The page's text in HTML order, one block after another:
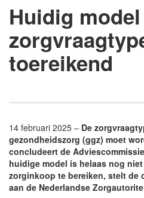
Huidig model
toereikend
14 februari 2025 – De
gezondheidszorg (ggz) moet
concludeert de
huidige model is helaas nog
zorginkoop te bereiken, stelt de
aan de Nederlandse